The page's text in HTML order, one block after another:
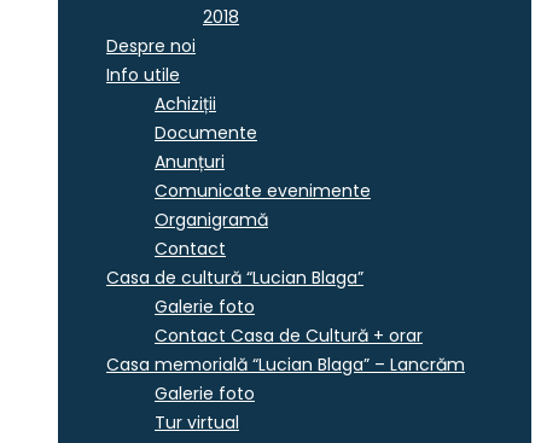
2018
Despre noi
Info utile
Achiziții
Documente
Anunțuri
Comunicate evenimente
Organigramă
Contact
Casa de cultură “Lucian Blaga”
Galerie foto
Contact Casa de Cultură + orar
Casa memorială “Lucian Blaga” – Lancrăm
Galerie foto
Tur virtual